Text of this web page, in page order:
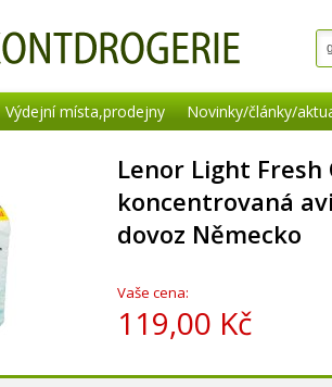
Výdejní místa,prodejny Novinky/články/
Lenor Light
koncentrovaná
dovoz Německo
Vaše cena:
119,00 Kč